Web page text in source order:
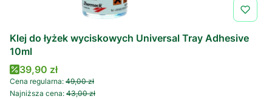
Klej do łyżek wyciskowych Universal Tray Adhesive
10ml
Cena promocyjna
39,90 zł
Cena regularna: 49,00 zł
Najniższa cena: 43,00 zł